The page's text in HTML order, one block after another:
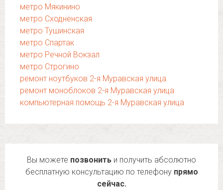
метро Мякинино
метро Сходненская
метро Тушинская
метро Спартак
метро Речной Вокзал
метро Строгино
ремонт ноутбуков 2-я Муравская улица
ремонт моноблоков 2-я Муравская улица
компьютерная помощь 2-я Муравская улица
Вы можете позвонить и получить абсолютно
бесплатную консультацию по телефону прямо
сейчас.